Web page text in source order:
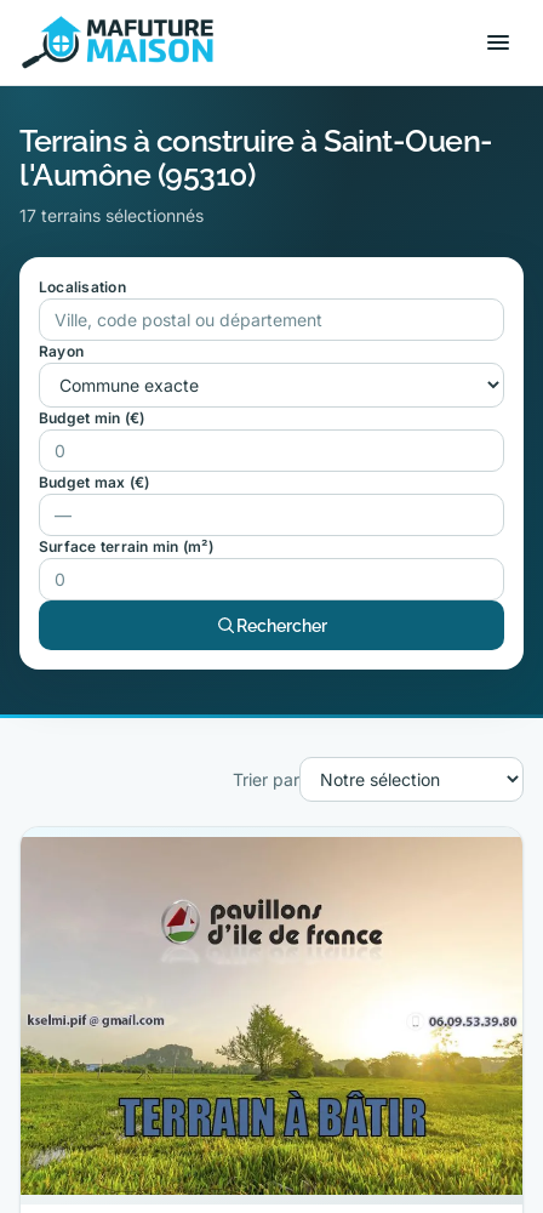
Terrains à construire à Saint-Ouen-
l'Aumône (95310)
17 terrains sélectionnés
Localisation
Rayon
Budget min (€)
Budget max (€)
Surface terrain min (m²)
Rechercher
Trier par